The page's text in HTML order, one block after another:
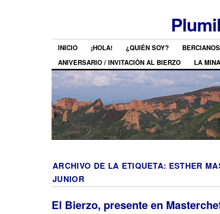
INICIO ¡HOLA! ¿QUIÉN SOY?
ANIVERSARIO / INVITACIÓN AL BIERZO
LA MINA
ARCHIVO DE LA ETIQUETA: ESTHER
JUNIOR
El Bierzo, presente en